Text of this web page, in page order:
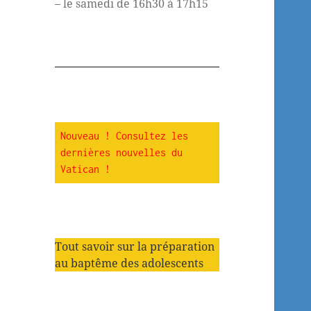
– le samedi de 16h30 à 17h15
Nouveau ! Consultez les
dernières nouvelles du
Vatican !
Tout savoir sur la préparation
au baptême des adolescents